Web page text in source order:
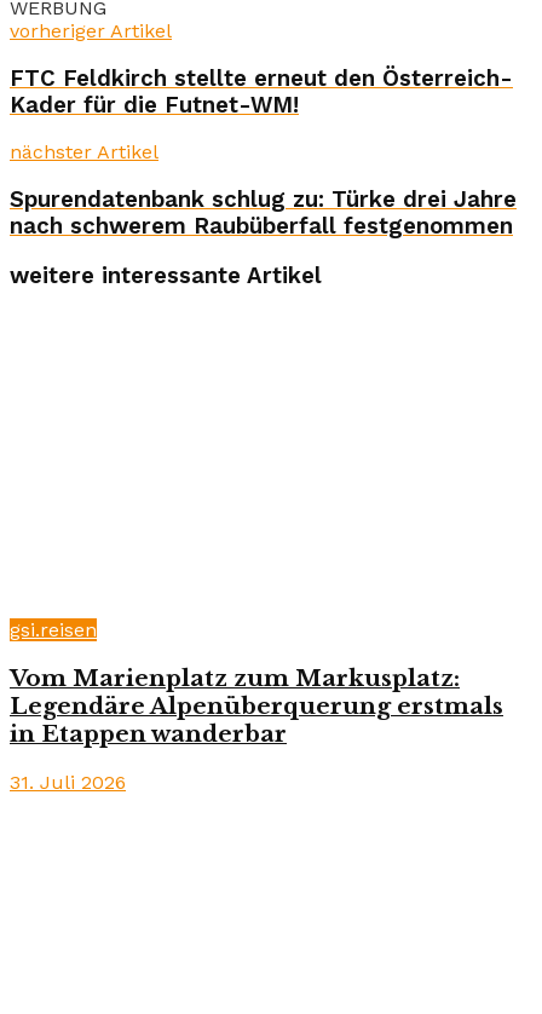
WERBUNG
vorheriger Artikel
FTC Feldkirch stellte erneut den Österreich-
Kader für die Futnet-WM!
nächster Artikel
Spurendatenbank schlug zu: Türke drei Jahre
nach schwerem Raubüberfall festgenommen
weitere interessante Artikel
gsi.reisen
Vom Marienplatz zum Markusplatz:
Legendäre Alpenüberquerung erstmals
in Etappen wanderbar
31. Juli 2026